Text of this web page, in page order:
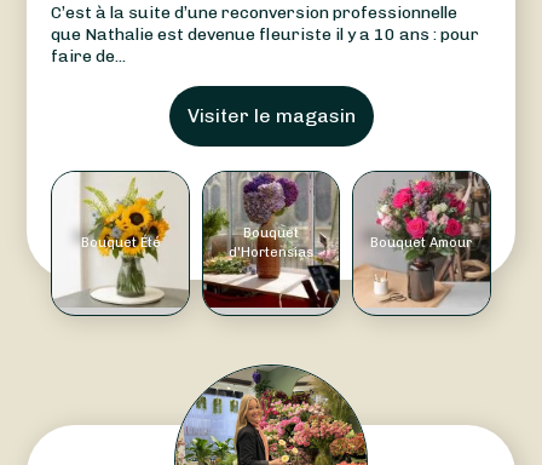
C’est à la suite d’une reconversion professionnelle
que Nathalie est devenue fleuriste il y a 10 ans : pour
faire de...
Visiter le magasin
Bouquet Été
Bouquet
d'Hortensias
Bouquet Amour